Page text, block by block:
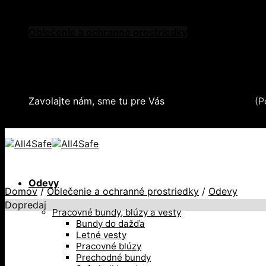
Zavolajte nám, sme tu pre Vás
Odevy
Pracovné bundy, blúzy a vesty
Bundy do dažďa
Letné vesty
Pracovné blúzy
Prechodné bundy
Domov / Oblečenie a ochranné prostriedky / Odevy
Dopredaj